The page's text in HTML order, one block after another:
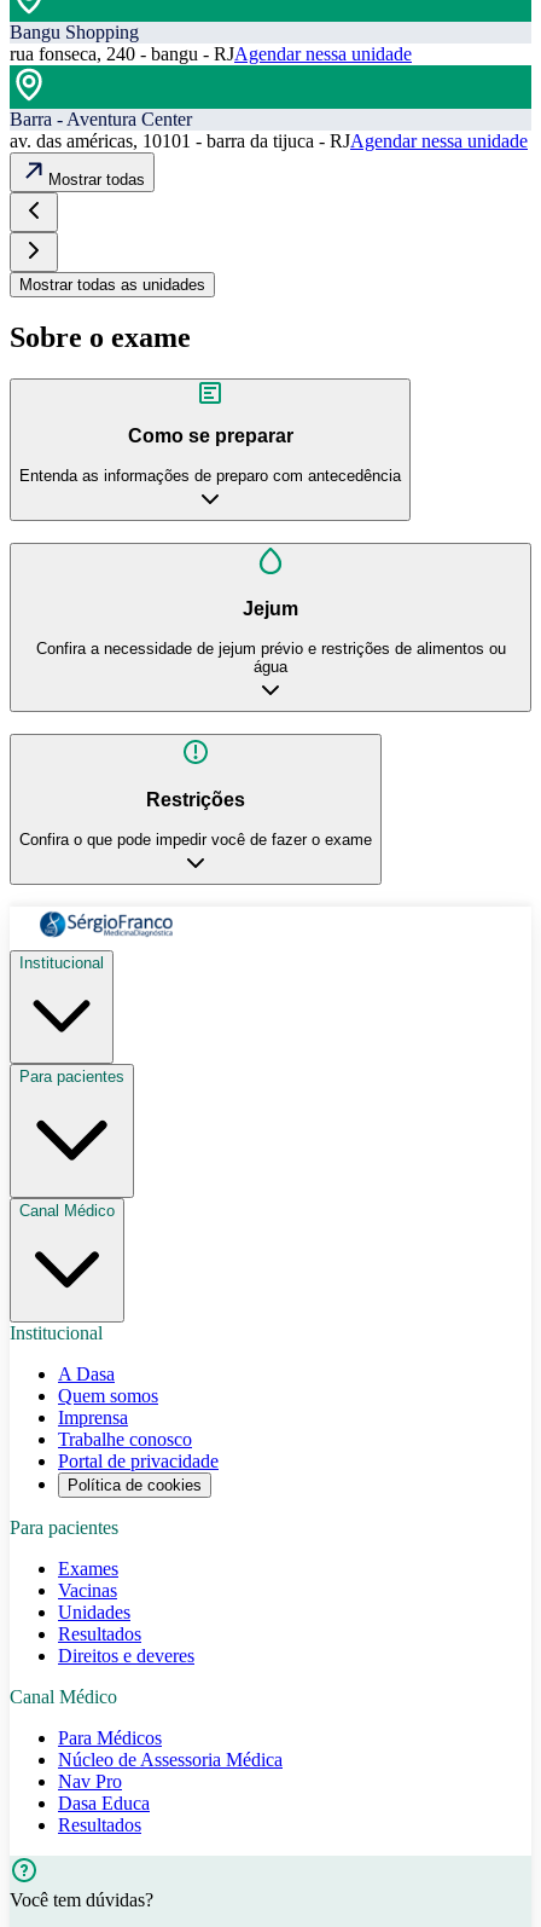
Bangu Shopping
rua fonseca, 240 - bangu - RJAgendar nessa unidade
Barra - Aventura Center
av. das américas, 10101 - barra da tijuca - RJAgendar nessa unidade
Mostrar todas
Mostrar todas as unidades
Sobre o exame
Como se preparar
Entenda as informações de preparo com antecedência
Jejum
Confira a necessidade de jejum prévio e restrições de alimentos ou
água
Restrições
Confira o que pode impedir você de fazer o exame
Institucional
Para pacientes
Canal Médico
Institucional
A Dasa
Quem somos
Imprensa
Trabalhe conosco
Portal de privacidade
Política de cookies
Para pacientes
Exames
Vacinas
Unidades
Resultados
Direitos e deveres
Canal Médico
Para Médicos
Núcleo de Assessoria Médica
Nav Pro
Dasa Educa
Resultados
Você tem dúvidas?